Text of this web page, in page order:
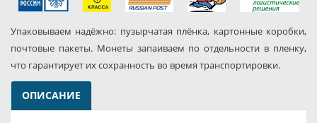
Упаковываем надёжно: пузырчатая плёнка, картонные коробки,
почтовые пакеты. Монеты запаиваем по отдельности в пленку,
что гарантирует их сохранность во время транспортировки.
ОПИСАНИЕ